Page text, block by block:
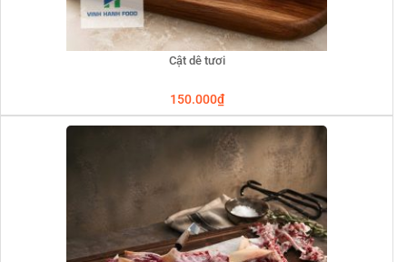
Cật dê tươi
150.000₫